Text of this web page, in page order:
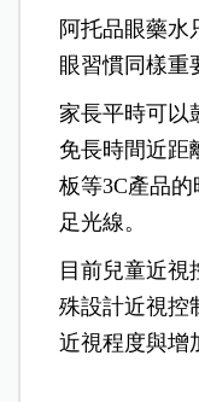
阿托品眼藥水
眼習慣同樣重
家長平時可以
免長時間近距
板等3C產品
足光線。
目前兒童近視
殊設計近視控
近視程度與增